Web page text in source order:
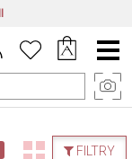
Menu
główne
FILTRY